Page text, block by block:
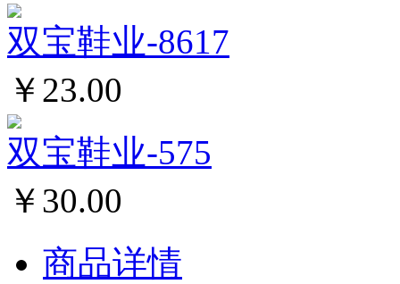
双宝鞋业-8617
￥23.00
双宝鞋业-575
￥30.00
商品详情